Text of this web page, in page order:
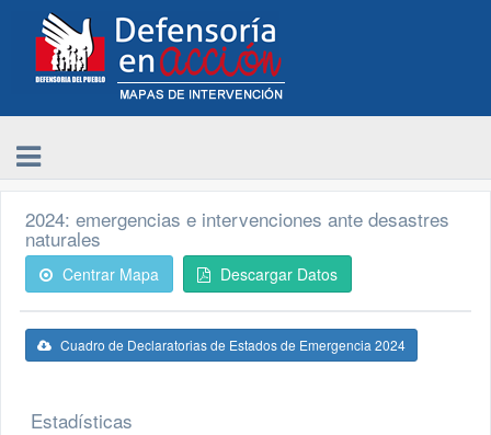
2024: emergencias e intervenciones ante desastres
naturales
Centrar Mapa Descargar Datos
Cuadro de Declaratorias de Estados de Emergencia 2024
Estadísticas